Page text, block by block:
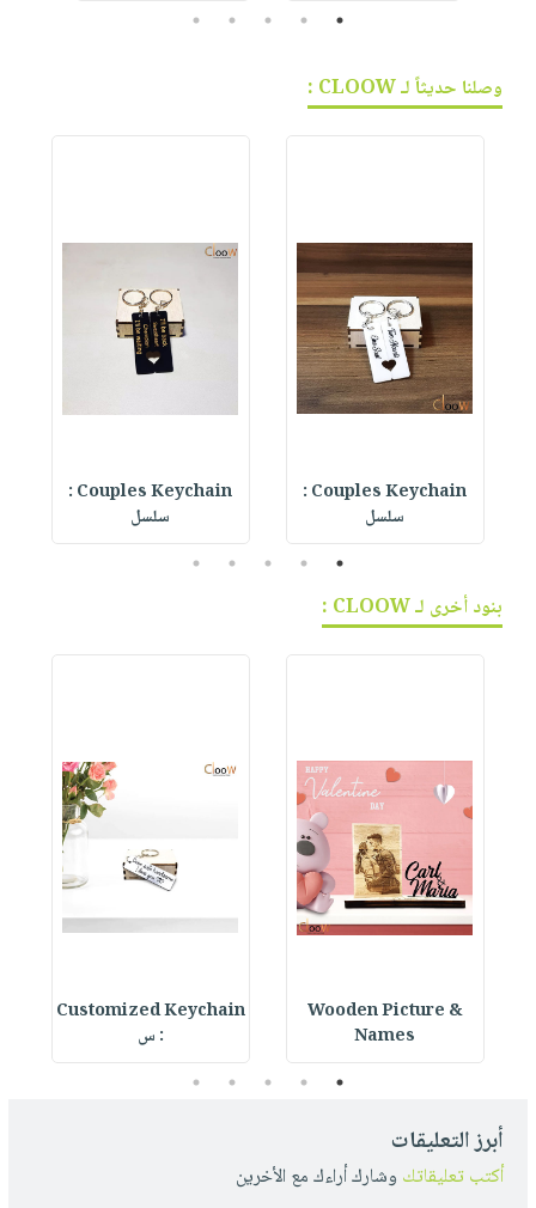
1
2
3
4
5
وصلنا حديثاً لـ CLOOW :
Couples Keychain :
سلسل
Couples Keychain :
سلسل
1
2
3
4
5
بنود أخرى لـ CLOOW :
Wooden Picture &
Names
Customized Keychain
: س
1
2
3
4
5
أبرز التعليقات
أكتب تعليقاتك وشارك أراءك مع الأخرين